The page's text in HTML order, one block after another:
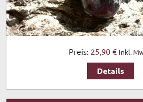
Preis: 25,90 € inkl.
Details